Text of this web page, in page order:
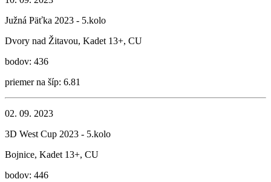
Južná Päťka 2023 - 5.kolo
Dvory nad Žitavou, Kadet 13+, CU
bodov: 436
priemer na šíp: 6.81
02. 09. 2023
3D West Cup 2023 - 5.kolo
Bojnice, Kadet 13+, CU
bodov: 446